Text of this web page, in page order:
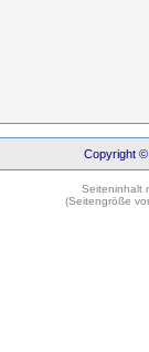
Copyright ©
Seiteninhalt
(Seitengröße